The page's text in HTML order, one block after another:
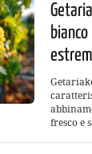
fresco e